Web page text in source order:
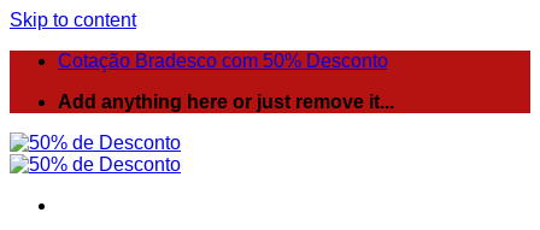
Skip to content
Cotação Bradesco com 50% Desconto
Add anything here or just remove it...